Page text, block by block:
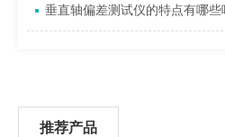
垂直轴偏差测试仪的特点有哪些
推荐产品